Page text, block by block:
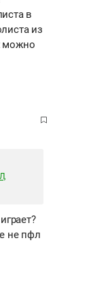
в
из
можно
не пфл